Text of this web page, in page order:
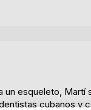
un esqueleto, Martí
cubanos y